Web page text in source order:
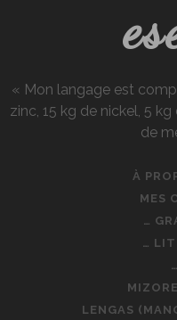
« Mon langage est
zinc, 15 kg de nickel, 5
de
À
MES
…
…
LENGAS